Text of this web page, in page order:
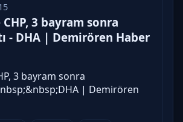
3 bayram sonra
- DHA | Demirören Haber
3 bayram sonra
| Demirören